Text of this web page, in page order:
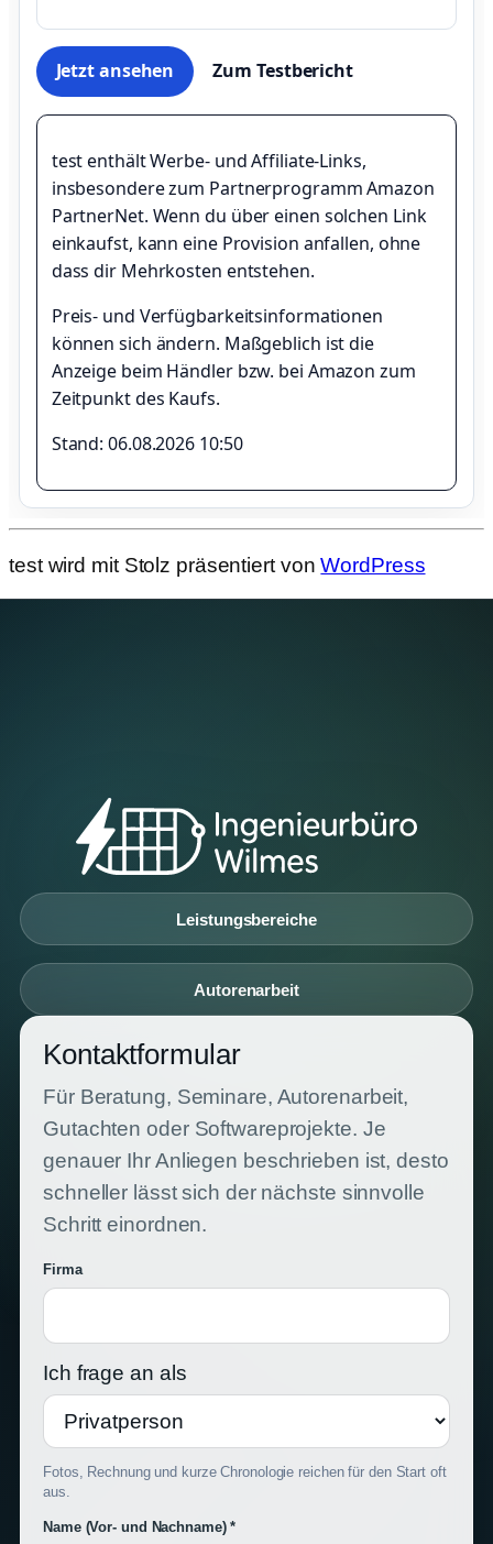
Jetzt ansehen Zum Testbericht
test enthält Werbe- und Affiliate-Links,
insbesondere zum Partnerprogramm Amazon
PartnerNet. Wenn du über einen solchen Link
einkaufst, kann eine Provision anfallen, ohne
dass dir Mehrkosten entstehen.
Preis- und Verfügbarkeitsinformationen
können sich ändern. Maßgeblich ist die
Anzeige beim Händler bzw. bei Amazon zum
Zeitpunkt des Kaufs.
Stand: 06.08.2026 10:50
test wird mit Stolz präsentiert vonWordPress
Leistungsbereiche
Autorenarbeit
Kontaktformular
Für Beratung, Seminare, Autorenarbeit,
Gutachten oder Softwareprojekte. Je
genauer Ihr Anliegen beschrieben ist, desto
schneller lässt sich der nächste sinnvolle
Schritt einordnen.
Firma
Ich frage an als
Fotos, Rechnung und kurze Chronologie reichen für den Start oft
aus.
Name (Vor- und Nachname) *